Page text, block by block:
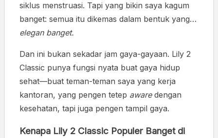
siklus menstruasi. Tapi yang bikin saya kagum
banget: semua itu dikemas dalam bentuk yang…
elegan banget.
Dan ini bukan sekadar jam gaya-gayaan. Lily 2
Classic punya fungsi nyata buat gaya hidup
sehat—buat teman-teman saya yang kerja
kantoran, yang pengen tetep awaredengan
kesehatan, tapi juga pengen tampil gaya.
Kenapa Lily 2 Classic Populer Banget di